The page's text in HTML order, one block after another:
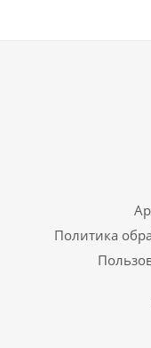
Политика